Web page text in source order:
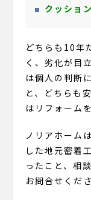
クッショ
どちらも10年
く、劣化が目
は個人の判断
と、どちらも
はリフォーム
ノリアホーム
した地元密着
ったこと、相
お問合せくださ